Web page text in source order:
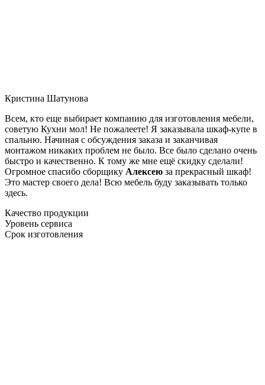
Кристина Шатунова
Всем, кто еще выбирает компанию для изготовления мебели,
советую Кухни мол! Не пожалеете! Я заказывала шкаф-купе в
спальню. Начиная с обсуждения заказа и заканчивая
монтажом никаких проблем не было. Все было сделано очень
быстро и качественно. К тому же мне ещё скидку сделали!
Огромное спасибо сборщику Алексею за прекрасный шкаф!
Это мастер своего дела! Всю мебель буду заказывать только
здесь.
Качество продукции
Уровень сервиса
Срок изготовления